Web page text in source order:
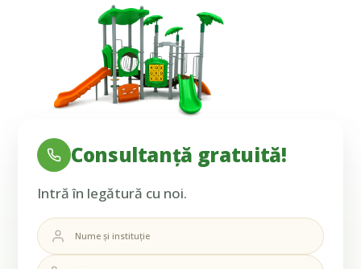
Consultanță gratuită!
Intră în legătură cu noi.